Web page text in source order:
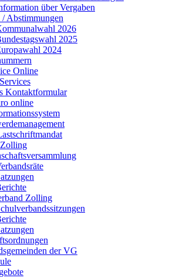
über Vergaben
/ Abstimmungen
2026
2025
2024
Online
Kontaktformular
online
Zolling
der VG